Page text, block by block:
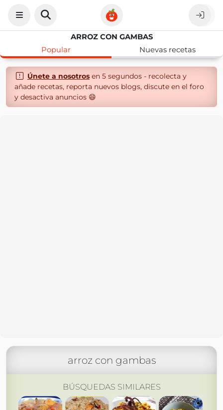
ARROZ CON GAMBAS
Popular
Nuevas recetas
Únete a nosotrosen 5 segundos - recolecta y
añade recetas, reporta nuevos blogs, discute en el foro
y desactiva anuncios 😄
arroz con gambas
BÚSQUEDAS SIMILARES